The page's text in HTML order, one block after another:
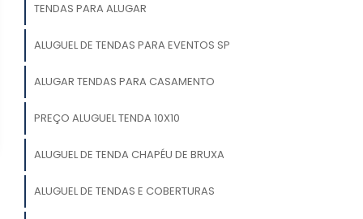
TENDAS PARA ALUGAR
ALUGUEL DE TENDAS PARA EVENTOS SP
ALUGAR TENDAS PARA CASAMENTO
PREÇO ALUGUEL TENDA 10X10
ALUGUEL DE TENDA CHAPÉU DE BRUXA
ALUGUEL DE TENDAS E COBERTURAS